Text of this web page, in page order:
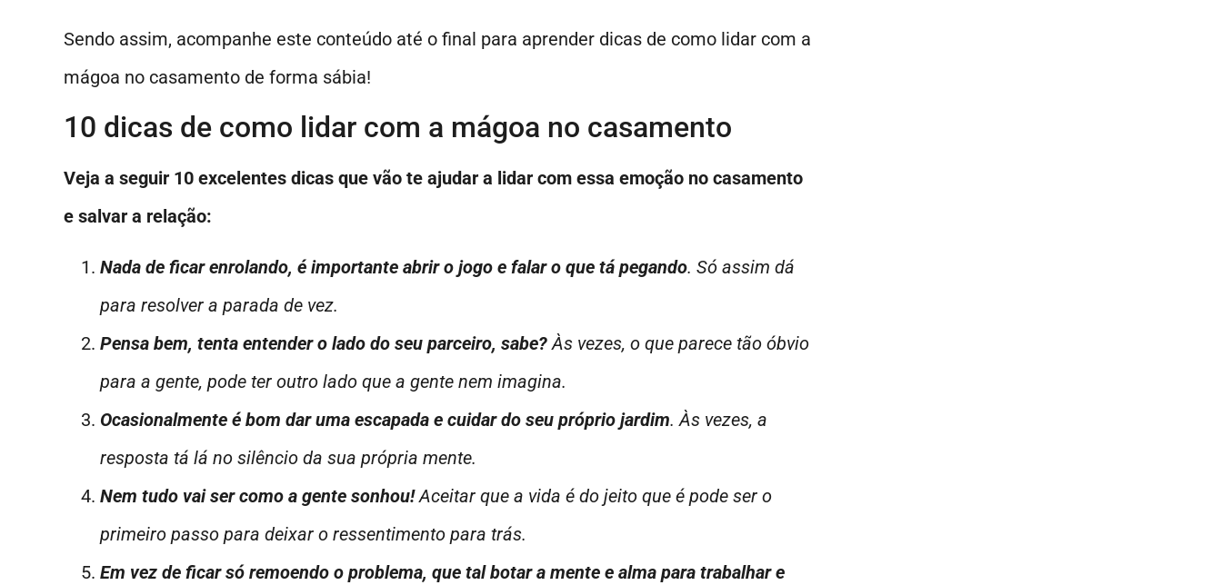
Sendo assim, acompanhe este conteúdo até o final para aprender dicas de como lidar com a
mágoa no casamento de forma sábia!
10 dicas de como lidar com a mágoa no casamento
Veja a seguir 10 excelentes dicas que vão te ajudar a lidar com essa emoção no casamento
e salvar a relação:
Nada de ficar enrolando, é importante abrir o jogo e falar o que tá pegando. Só assim dá
para resolver a parada de vez.
Pensa bem, tenta entender o lado do seu parceiro, sabe?Às vezes, o que parece tão óbvio
para a gente, pode ter outro lado que a gente nem imagina.
Ocasionalmente é bom dar uma escapada e cuidar do seu próprio jardim. Às vezes, a
resposta tá lá no silêncio da sua própria mente.
Nem tudo vai ser como a gente sonhou!Aceitar que a vida é do jeito que é pode ser o
primeiro passo para deixar o ressentimento para trás.
Em vez de ficar só remoendo o problema, que tal botar a mente e alma para trabalhar e